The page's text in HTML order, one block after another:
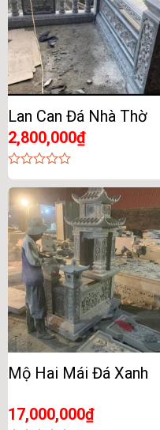
Lan Can Đá Nhà Thờ
2,800,000₫
0
out
5
Mộ Hai Mái Đá Xanh
17,000,000₫